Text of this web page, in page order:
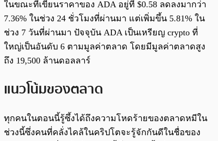
ในขณะที่เขียนราคาของ ADA อยู่ที่ $0.58 ลดลงมากว่า
7.36% ในช่วง 24 ชั่วโมงที่ผ่านมา แต่เพิ่มขึ้น 5.81% ใน
ช่วง 7 วันที่ผ่านมา ปัจจุบัน ADA เป็นเหรียญ crypto ที่
ใหญ่เป็นอันดับ 6 ตามมูลค่าตลาด โดยมีมูลค่าตลาดสูง
ถึง 19,500 ล้านดอลลาร์
แนวโน้มของตลาด
ทุกคนในตอนนี้รู้ซึ้งได้ถึงความโหดร้ายของตลาดหมีใน
ช่วงนี้ซึ่งคนที่คลั่งไคล้ในคริปโตจะรู้จักกันดีในชื่อของ